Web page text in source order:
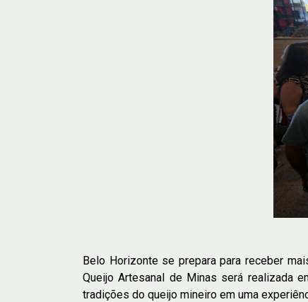
Belo Horizonte se prepara para receber
Queijo Artesanal de Minas será realizada
tradições do queijo mineiro em uma